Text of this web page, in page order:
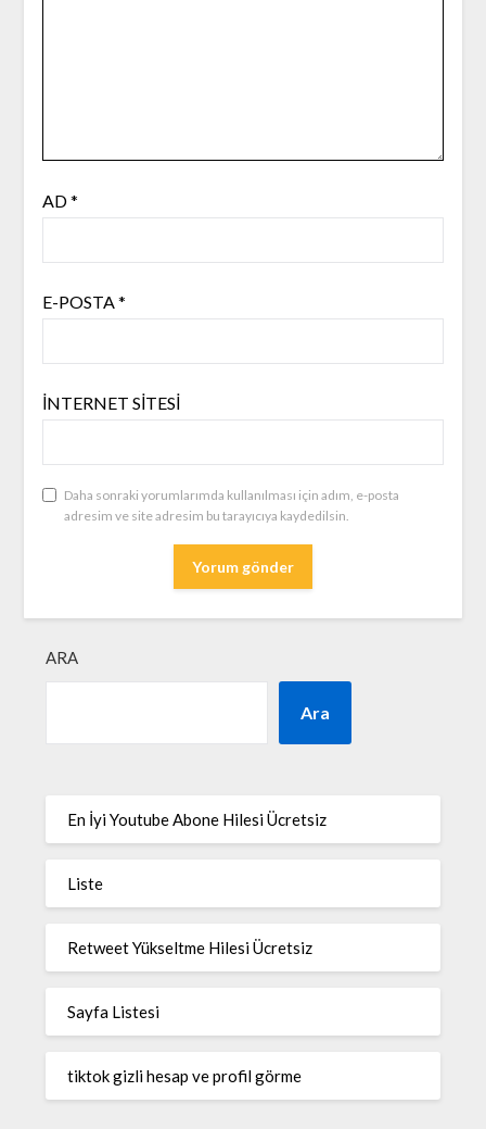
AD*
E-POSTA*
İNTERNET SITESI
Daha sonraki yorumlarımda kullanılması için adım, e-posta
adresim ve site adresim bu tarayıcıya kaydedilsin.
ARA
Ara
En İyi Youtube Abone Hilesi Ücretsiz
Liste
Retweet Yükseltme Hilesi Ücretsiz
Sayfa Listesi
tiktok gizli hesap ve profil görme